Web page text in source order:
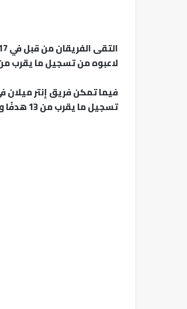
لاعبوه من تسجيل ما يقرب من 30
فيما تمكن فريق إنتر ميلان
تسجيل ما يقرب من 13 هدفًا وذلك خلالها بينما حسم التعادل بينهما في 6 لقاءات فقط.